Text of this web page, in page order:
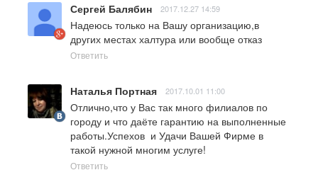
Сергей Балябин 2017.12.27 14:59
Надеюсь только на Вашу организацию,в
других местах халтура или вообще отказ
Ответить
Наталья Портная 2017.10.01 11:00
Отлично,что у Вас так много филиалов по
городу и что даёте гарантию на выполненные
работы.Успехов  и Удачи Вашей Фирме в
такой нужной многим услуге!
Ответить